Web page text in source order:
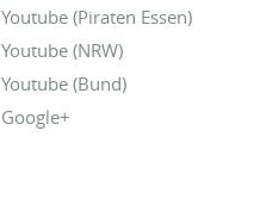
Youtube (Piraten Essen)
Youtube (NRW)
Youtube (Bund)
Google+